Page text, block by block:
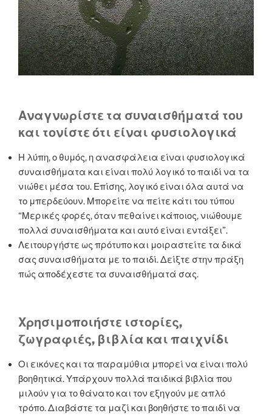
Αναγνωρίστε τα συναισθήματά του
και τονίστε ότι είναι φυσιολογικά
Η λύπη, ο θυμός, η ανασφάλεια είναι φυσιολογικά
συναισθήματα και είναι πολύ λογικό το παιδί να τα
νιώθει μέσα του. Επίσης, λογικό είναι όλα αυτά να
το μπερδεύουν. Μπορείτε να πείτε κάτι του τύπου
“Μερικές φορές, όταν πεθαίνει κάποιος, νιώθουμε
πολλά συναισθήματα και αυτό είναι εντάξει”.
Λειτουργήστε ως πρότυπο και μοιραστείτε τα δικά
σας συναισθήματα με το παιδί. Δείξτε στην πράξη
πώς αποδέχεστε τα συναισθήματά σας.
Χρησιμοποιήστε ιστορίες,
ζωγραφιές, βιβλία και παιχνίδι
Οι εικόνες και τα παραμύθια μπορεί να είναι πολύ
βοηθητικά. Υπάρχουν πολλά παιδικά βιβλία που
μιλούν για το θάνατο και τον εξηγούν με απλό
τρόπο. Διαβάστε τα μαζί και βοηθήστε το παιδί να